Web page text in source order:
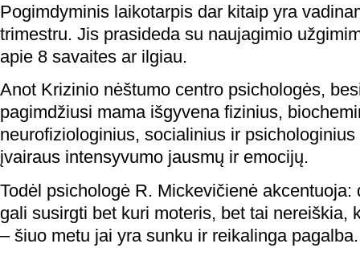
Pogimdyminis laikotarpis dar kitaip yra
trimestru. Jis prasideda su naujagimio
apie 8 savaites ar ilgiau.
Anot Krizinio nėštumo centro psichologės,
pagimdžiusi mama išgyvena fizinius,
neurofiziologinius, socialinius ir
įvairaus intensyvumo jausmų ir emocijų.
Todėl psichologė R. Mickevičienė akcentuoja:
gali susirgti bet kuri moteris, bet tai nereiškia,
– šiuo metu jai yra sunku ir reikalinga pagalba.